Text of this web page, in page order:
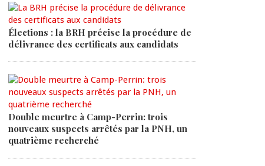
Élections : la BRH précise la procédure de
délivrance des certificats aux candidats
Double meurtre à Camp-Perrin: trois
nouveaux suspects arrêtés par la PNH, un
quatrième recherché